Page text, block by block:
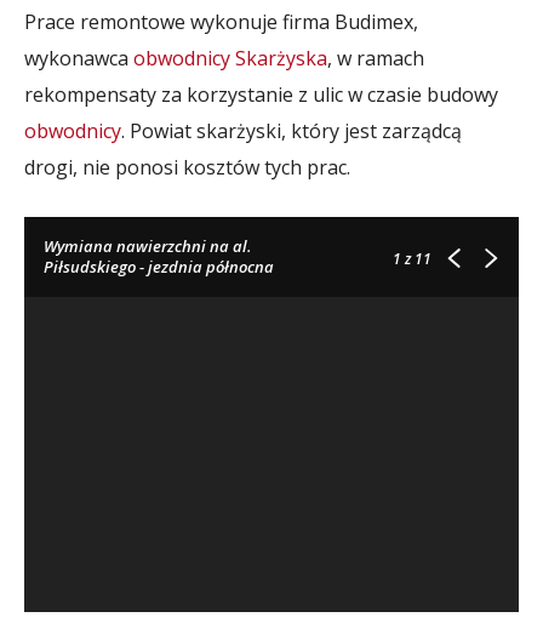
Prace remontowe wykonuje firma Budimex,
wykonawca obwodnicy Skarżyska, w ramach
rekompensaty za korzystanie z ulic w czasie budowy
obwodnicy. Powiat skarżyski, który jest zarządcą
drogi, nie ponosi kosztów tych prac.
Wymiana nawierzchni na al.
Piłsudskiego - jezdnia północna
1z 11